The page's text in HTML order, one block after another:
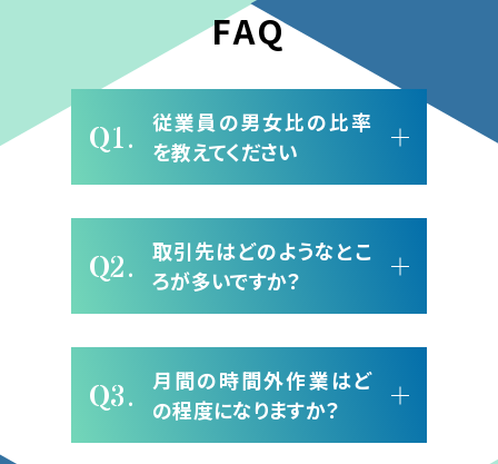
FAQ
Q1.
従業員の男女比の比率
を教えてください
Q2.
取引先はどのようなとこ
ろが多いですか？
Q3.
月間の時間外作業はど
の程度になりますか？